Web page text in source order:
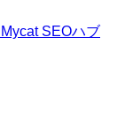
Mycat SEOハブ